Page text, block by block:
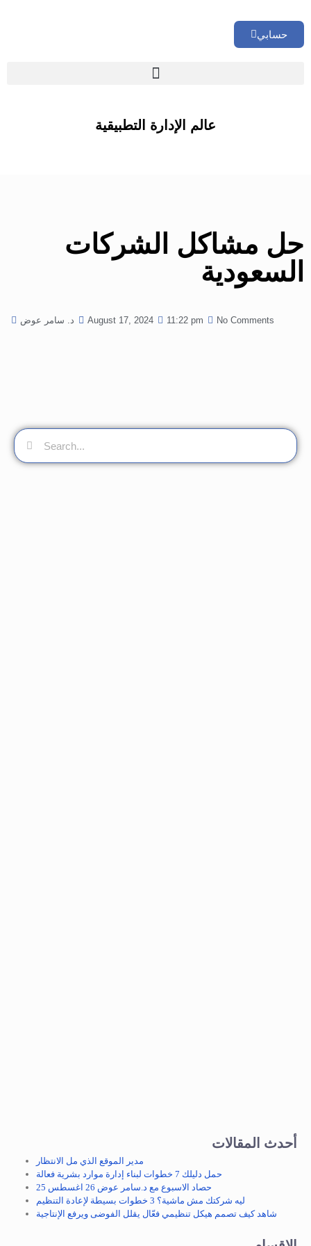
حسابي
عالم الإدارة التطبيقية
حل مشاكل الشركات
السعودية
د. سامر عوض August 17, 2024 11:22 pm No Comments
أحدث المقالات
مدير الموقع الذي مل الانتظار
حمل دليلك 7 خطوات لبناء إدارة موارد بشرية فعالة
حصاد الاسبوع مع د.سامر عوض 26 اغسطس 25
ليه شركتك مش ماشية؟ 3 خطوات بسيطة لإعادة التنظيم
شاهد كيف تصمم هيكل تنظيمي فعّال يقلل الفوضى ويرفع الإنتاجية